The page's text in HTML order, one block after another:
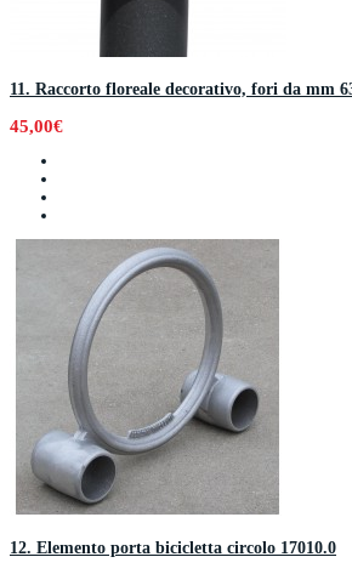
11. Raccorto floreale decorativo, fori da mm
45,00€
12. Elemento porta bicicletta circolo 17010.0